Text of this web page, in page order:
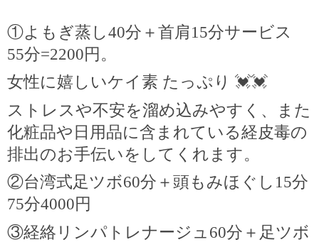
①よもぎ蒸し40分＋首肩 15分サービス
55分=2200 円。
女性に嬉しいケイ素 たっぷり 💓💓
ストレスや不安を溜め込みやすく、また
化粧品や日用品に含まれている経皮毒の
排出のお手伝いをしてくれます。
②台湾式足ツボ60分＋頭もみほぐし 15分
75分4000 円
③経絡リンパトレナージュ 60分＋足ツボ